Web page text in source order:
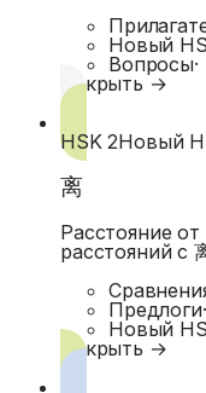
Новый
Вопросы·
Открыть →
HSK 2Новый
离
Расстояние
расстояний с
Предлоги·
Новый
Открыть →